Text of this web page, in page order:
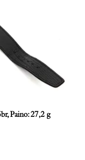
Paino: 27,2 g